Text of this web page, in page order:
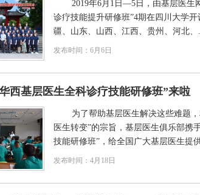
2019年6月1日—5日，由基层医生
诊疗技能提升研修班”4期在四川大学
疆、山东、山西、江西、贵州、河北、
发布时间：6月6日
西基层医生全科诊疗技能研修班”来啦
为了帮助基层医生解决这些难题
医生转变”的宗旨，基层医生俱乐部携
技能研修班”，给全国广大基层医生提
发布时间：4月18日